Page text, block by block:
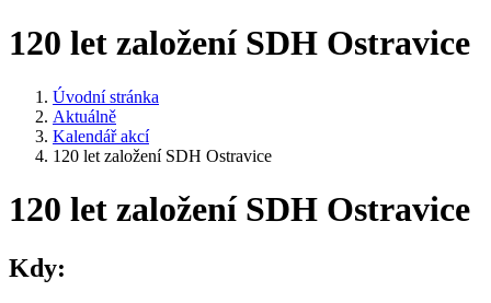
120 let založení SDH Ostravice
Úvodní stránka
Aktuálně
Kalendář akcí
120 let založení SDH Ostravice
120 let založení SDH Ostravice
Kdy: